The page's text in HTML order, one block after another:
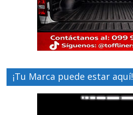
¡Tu Marca puede estar aquí!